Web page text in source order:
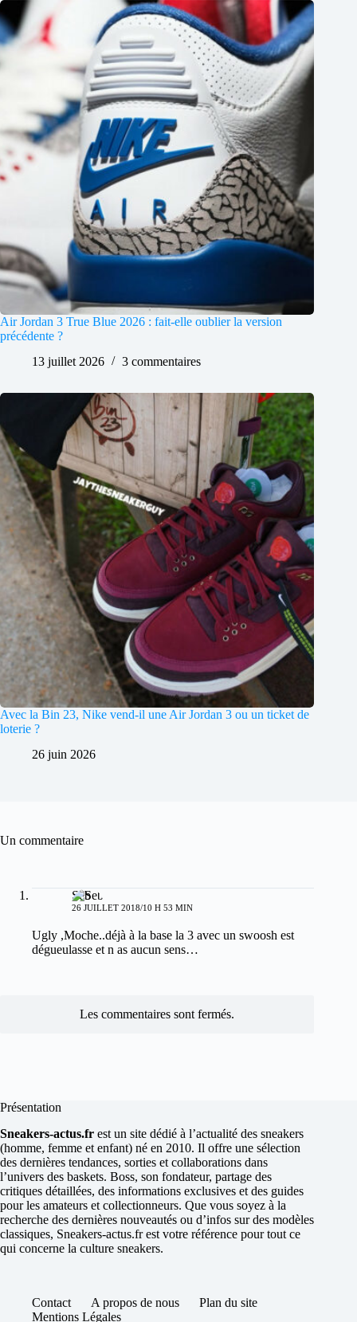
Air Jordan 3 True Blue 2026 : fait-elle oublier la version
précédente ?
13 juillet 2026
3 commentaires
Avec la Bin 23, Nike vend-il une Air Jordan 3 ou un ticket de
loterie ?
26 juin 2026
Un commentaire
Seb
26 JUILLET 2018/10 H 53 MIN
Ugly ,Moche..déjà à la base la 3 avec un swoosh est
dégueulasse et n as aucun sens…
Les commentaires sont fermés.
Présentation
Sneakers-actus.fr est un site dédié à l’actualité des sneakers
(homme, femme et enfant) né en 2010. Il offre une sélection
des dernières tendances, sorties et collaborations dans
l’univers des baskets. Boss, son fondateur, partage des
critiques détaillées, des informations exclusives et des guides
pour les amateurs et collectionneurs. Que vous soyez à la
recherche des dernières nouveautés ou d’infos sur des modèles
classiques, Sneakers-actus.fr est votre référence pour tout ce
qui concerne la culture sneakers.
Contact A propos de nous
Plan du site
Mentions Légales